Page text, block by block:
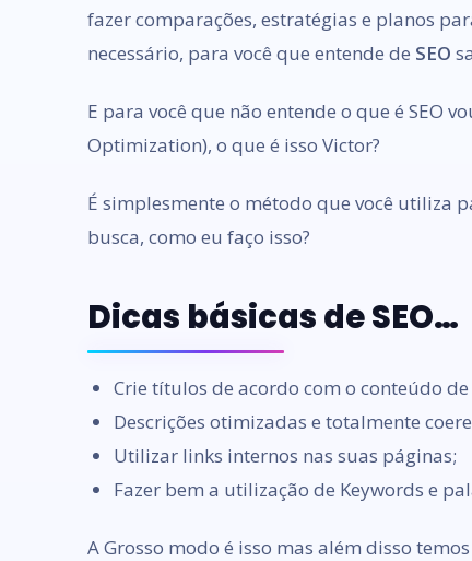
fazer comparações, estratégias e planos
necessário, para você que entende de SEO
E para você que não entende o que é SEO
Optimization), o que é isso Victor?
É simplesmente o método que você utiliza
busca, como eu faço isso?
Dicas básicas de SEO…
Crie títulos de acordo com o conteúdo de
Descrições otimizadas e totalmente
Utilizar links internos nas suas páginas;
Fazer bem a utilização de Keywords e
A Grosso modo é isso mas além disso